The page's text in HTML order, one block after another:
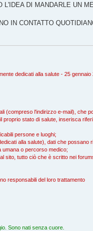
DI MANDARLE UN
IN CONTATTO
dedicati alla salute - 25 gennaio
(compreso l'indirizzo e-mail), che
stato di salute, inserisca
persone e luoghi;
alla salute), dati che possano
umana o percorso medico;
sito, tutto ciò che è scritto nei
responsabili del loro trattamento
Sono nati senza cuore.